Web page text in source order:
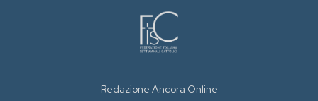
Redazione Ancora Online